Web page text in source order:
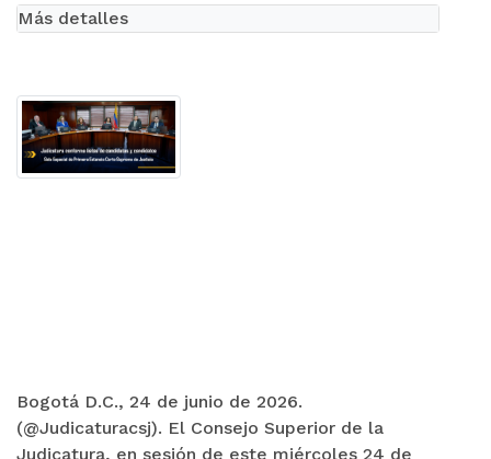
Bogotá D.C., 24 de junio de 2026.
(@Judicaturacsj). El Consejo Superior de la
Judicatura, en sesión de este miércoles 24 de
Más detalles